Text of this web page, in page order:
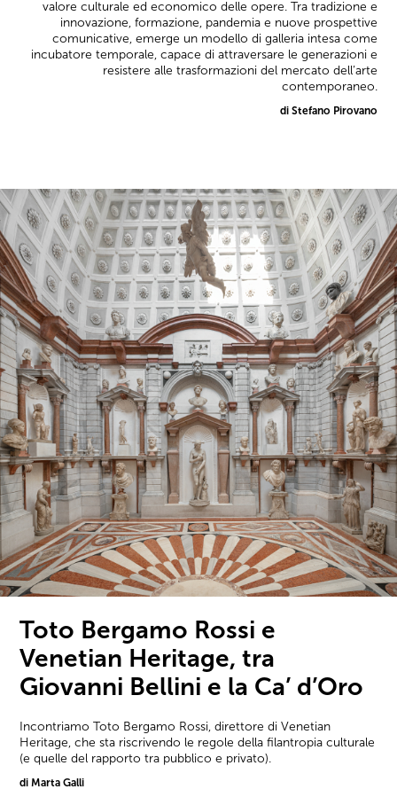
valore culturale ed economico delle opere. Tra tradizione e
innovazione, formazione, pandemia e nuove prospettive
comunicative, emerge un modello di galleria intesa come
incubatore temporale, capace di attraversare le generazioni e
resistere alle trasformazioni del mercato dell’arte
contemporaneo.
di Stefano Pirovano
Toto Bergamo Rossi e
Venetian Heritage, tra
Giovanni Bellini e la Ca’ d’Oro
Incontriamo Toto Bergamo Rossi, direttore di Venetian
Heritage, che sta riscrivendo le regole della filantropia culturale
(e quelle del rapporto tra pubblico e privato).
di Marta Galli